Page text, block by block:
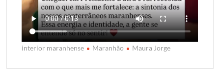
interior maranhense Maranhão Maura Jorge